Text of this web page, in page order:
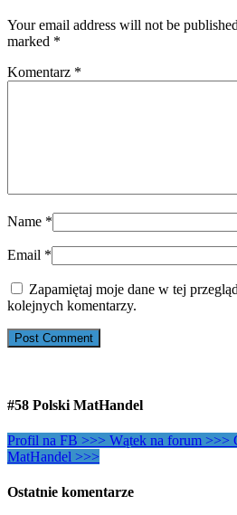
Your email address will not be
marked *
Komentarz *
Name *
Email *
Zapamiętaj moje dane w tej
kolejnych komentarzy.
#58 Polski MatHandel
Profil na FB >>> Wątek na forum >>>
MatHandel >>>
Ostatnie komentarze